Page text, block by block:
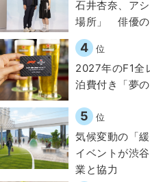
石井杏奈、ア
場所」 俳優の
4 位
2027年のF1全
泊費付き「夢
5 位
気候変動の「
イベントが渋
業と協力